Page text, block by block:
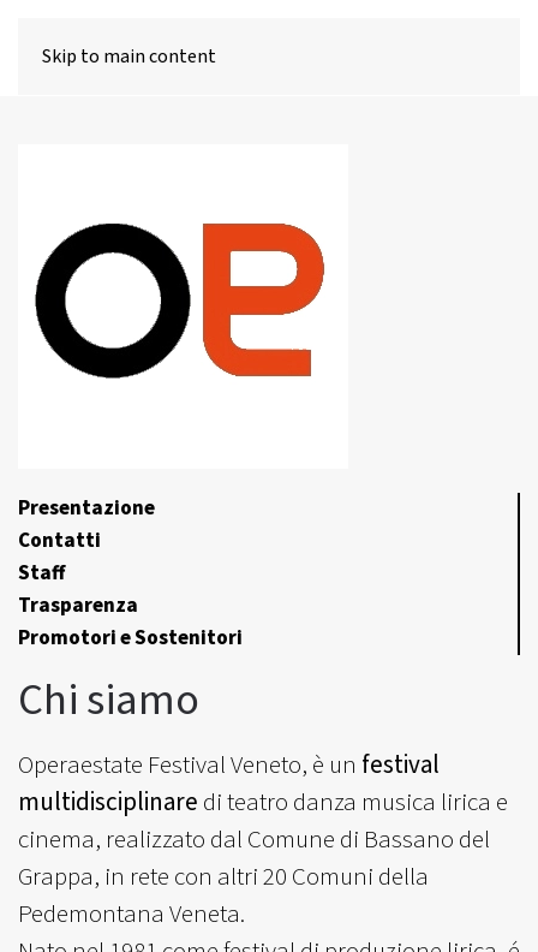
Skip to main content
Presentazione
Contatti
Staff
Trasparenza
Promotori e Sostenitori
Chi siamo
Operaestate Festival Veneto, è un festival
multidisciplinare di teatro danza musica lirica e
cinema, realizzato dal Comune di Bassano del
Grappa, in rete con altri 20 Comuni della
Pedemontana Veneta.